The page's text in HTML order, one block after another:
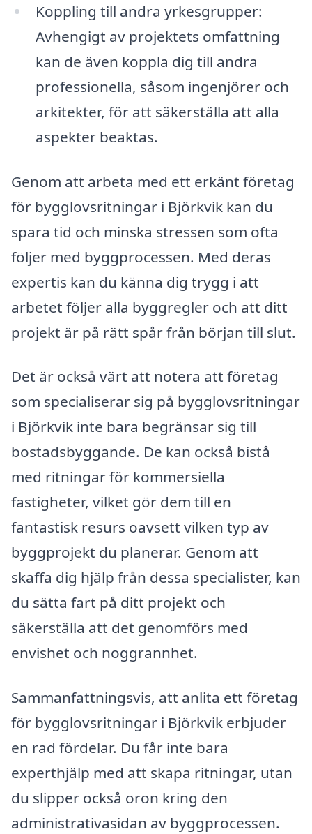
Koppling till andra yrkesgrupper:
Avhengigt av projektets omfattning
kan de även koppla dig till andra
professionella, såsom ingenjörer och
arkitekter, för att säkerställa att alla
aspekter beaktas.
Genom att arbeta med ett erkänt företag
för bygglovsritningar i Björkvik kan du
spara tid och minska stressen som ofta
följer med byggprocessen. Med deras
expertis kan du känna dig trygg i att
arbetet följer alla byggregler och att ditt
projekt är på rätt spår från början till slut.
Det är också värt att notera att företag
som specialiserar sig på bygglovsritningar
i Björkvik inte bara begränsar sig till
bostadsbyggande. De kan också bistå
med ritningar för kommersiella
fastigheter, vilket gör dem till en
fantastisk resurs oavsett vilken typ av
byggprojekt du planerar. Genom att
skaffa dig hjälp från dessa specialister, kan
du sätta fart på ditt projekt och
säkerställa att det genomförs med
envishet och noggrannhet.
Sammanfattningsvis, att anlita ett företag
för bygglovsritningar i Björkvik erbjuder
en rad fördelar. Du får inte bara
experthjälp med att skapa ritningar, utan
du slipper också oron kring den
administrativasidan av byggprocessen.